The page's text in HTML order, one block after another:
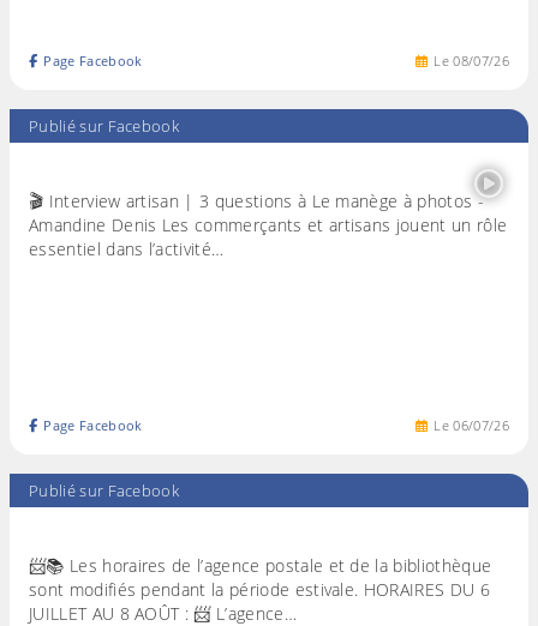
Le08/07/26
Page Facebook
Publié sur Facebook
🎬 Interview artisan | 3 questions à Le manège à photos -
Amandine Denis Les commerçants et artisans jouent un rôle
essentiel dans l’activité…
Le06/07/26
Page Facebook
Publié sur Facebook
📨📚 Les horaires de l’agence postale et de la bibliothèque
sont modifiés pendant la période estivale. HORAIRES DU 6
JUILLET AU 8 AOÛT : 📨 L’agence…